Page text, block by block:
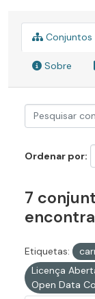
Sobre
Ordenar por
7
Etiquetas:
Licença
Open Data